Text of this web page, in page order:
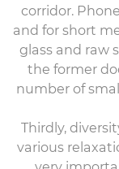
corridor.
and for short
glass and raw
the former
number of
Thirdly,
various